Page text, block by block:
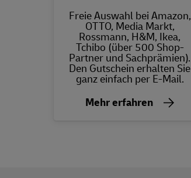
Freie Auswahl bei Amazon,
OTTO, Media Markt,
Rossmann, H&M, Ikea,
Tchibo (über 500 Shop-
Partner und Sachprämien).
Den Gutschein erhalten Sie
ganz einfach per E-Mail.
Mehr erfahren